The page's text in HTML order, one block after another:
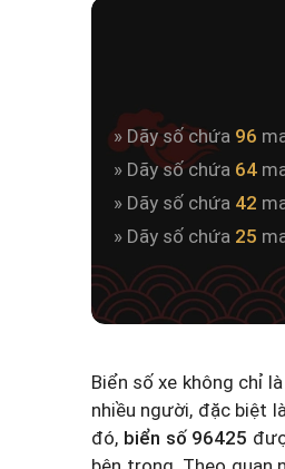
» Dãy số chứa 96
» Dãy số chứa 64
» Dãy số chứa 42
» Dãy số chứa 25
Biển số xe không chỉ
nhiều người, đặc biệt
đó, biển số 96425